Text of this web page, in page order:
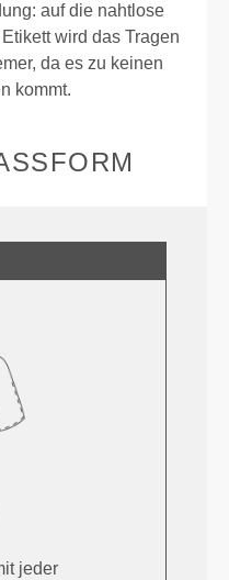
auf die nahtlose
wird das Tragen
da es zu keinen
kommt.
jeder